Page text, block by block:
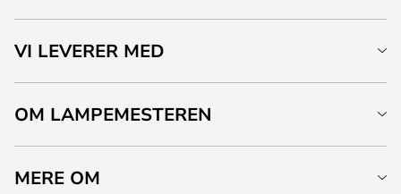
VI LEVERER MED
OM LAMPEMESTEREN
MERE OM